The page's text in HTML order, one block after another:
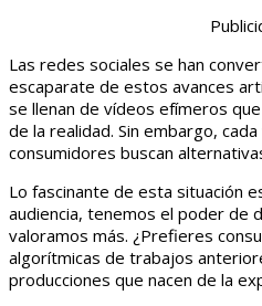
Las redes sociales se han
escaparate de estos avances
se llenan de vídeos efímeros
de la realidad. Sin embargo,
consumidores buscan
Lo fascinante de esta situación
audiencia, tenemos el poder de
valoramos más. ¿Prefieres
algorítmicas de trabajos
producciones que nacen de la